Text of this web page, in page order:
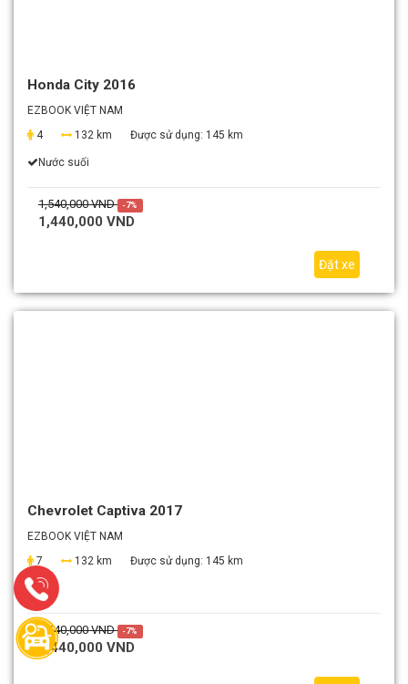
Honda City 2016
EZBOOK VIỆT NAM
4
132 km Được sử dụng: 145 km
Nước suối
1,540,000 VND -7%
1,440,000 VND
Đặt xe
Chevrolet Captiva 2017
EZBOOK VIỆT NAM
7
132 km Được sử dụng: 145 km
1,540,000 VND -7%
1,440,000 VND